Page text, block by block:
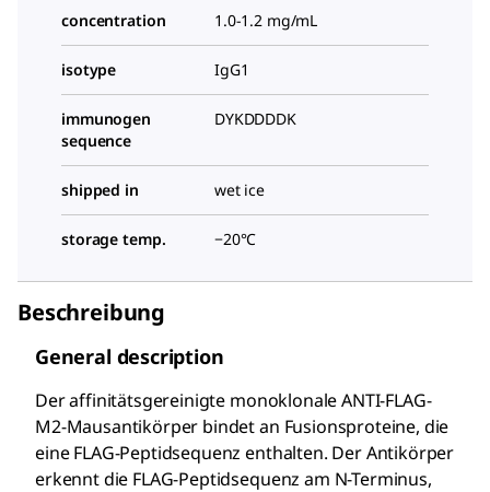
concentration 1.0-1.2 mg/mL
isotype IgG1
immunogen
sequence
DYKDDDDK
shipped in wet ice
storage temp. −20°C
Beschreibung
General description
Der affinitätsgereinigte monoklonale ANTI-FLAG-
M2-Mausantikörper bindet an Fusionsproteine, die
eine FLAG-Peptidsequenz enthalten. Der Antikörper
erkennt die FLAG-Peptidsequenz am N-Terminus,